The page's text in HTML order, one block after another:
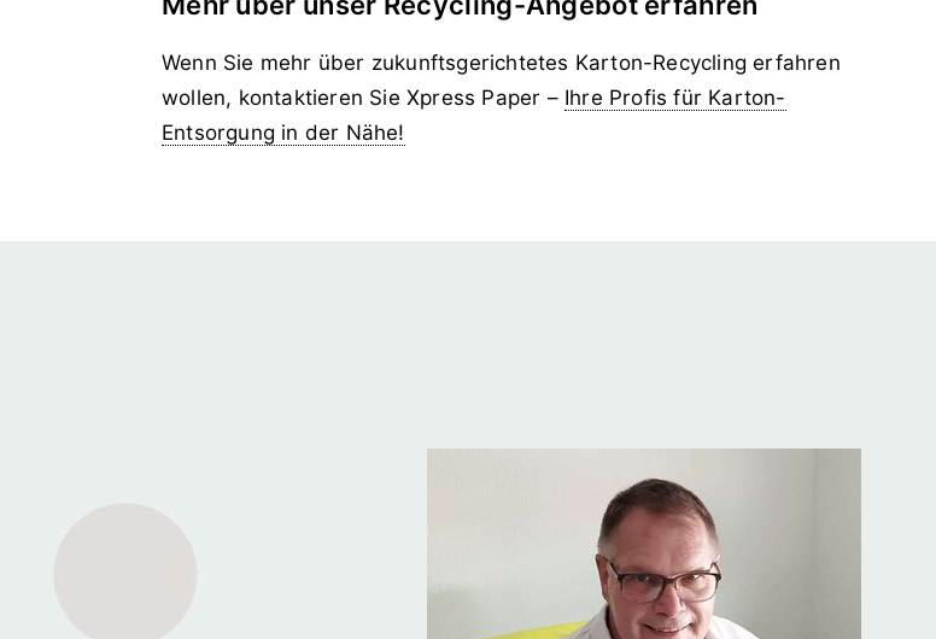
Wenn Sie mehr über zukunftsgerichtetes Karton-Recycling erfahren
wollen, kontaktieren Sie Xpress Paper – Ihre Profis für Karton-
Entsorgung in der Nähe!